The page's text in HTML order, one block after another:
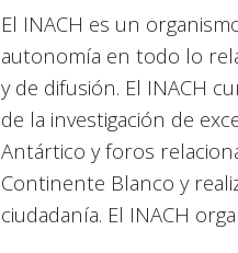
El INACH es un
autonomía en todo lo
y de difusión. El INACH
de la investigación de
Antártico y foros
Continente Blanco y
ciudadanía. El INACH